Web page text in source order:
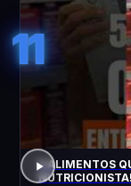
11
5 ALIMENTOS
NUTRICIONISTA!